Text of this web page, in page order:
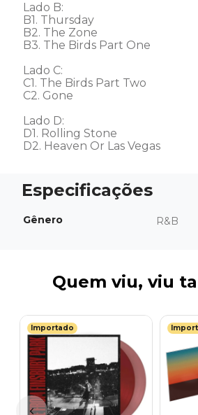
Lado B:
B1. Thursday
B2. The Zone
B3. The Birds Part One
Lado C:
C1. The Birds Part Two
C2. Gone
Lado D:
D1. Rolling Stone
D2. Heaven Or Las Vegas
Gênero R&B
Quem viu, viu
Importado